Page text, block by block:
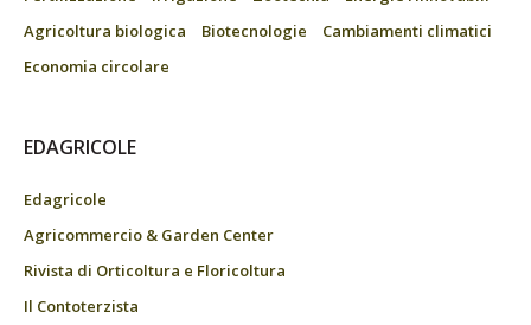
Agricoltura biologica
Biotecnologie
Cambiamenti climatici
Economia circolare
EDAGRICOLE
Edagricole
Agricommercio & Garden Center
Rivista di Orticoltura e Floricoltura
Il Contoterzista